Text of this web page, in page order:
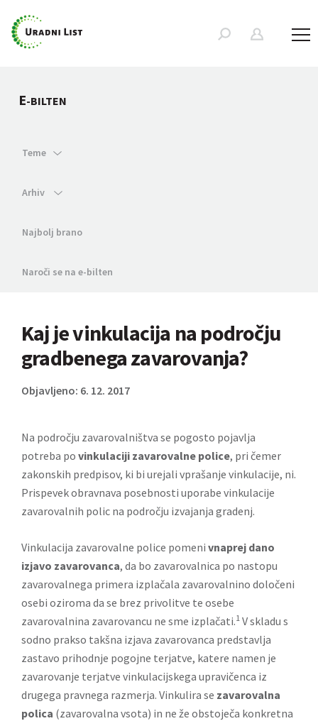
E-BILTEN
Teme
Arhiv
Najbolj brano
Naroči se na e-bilten
Kaj je vinkulacija na področju
gradbenega zavarovanja?
Objavljeno: 6. 12. 2017
Na področju zavarovalništva se pogosto pojavlja
potreba po vinkulaciji zavarovalne police, pri čemer
zakonskih predpisov, ki bi urejali vprašanje vinkulacije, ni.
Prispevek obravnava posebnosti uporabe vinkulacije
zavarovalnih polic na področju izvajanja gradenj.
Vinkulacija zavarovalne police pomeni vnaprej dano
izjavo zavarovanca, da bo zavarovalnica po nastopu
zavarovalnega primera izplačala zavarovalnino določeni
osebi oziroma da se brez privolitve te osebe
zavarovalnina zavarovancu ne sme izplačati.1 V skladu s
sodno prakso takšna izjava zavarovanca predstavlja
zastavo prihodnje pogojne terjatve, katere namen je
zavarovanje terjatve vinkulacijskega upravičenca iz
drugega pravnega razmerja. Vinkulira se zavarovalna
polica (zavarovalna vsota) in ne že obstoječa konkretna